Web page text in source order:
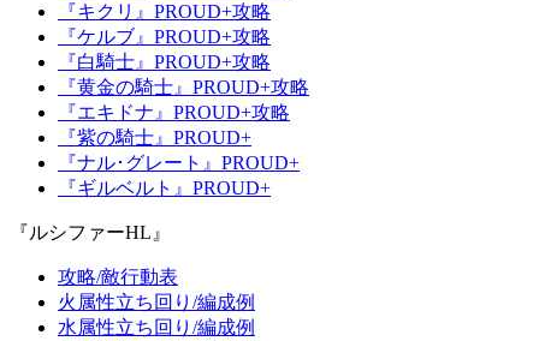
『キクリ』PROUD+攻略
『ケルブ』PROUD+攻略
『白騎士』PROUD+攻略
『黄金の騎士』PROUD+攻略
『エキドナ』PROUD+攻略
『紫の騎士』PROUD+
『ナル･グレート』PROUD+
『ギルベルト』PROUD+
『ルシファーHL』
攻略/敵行動表
火属性立ち回り/編成例
水属性立ち回り/編成例